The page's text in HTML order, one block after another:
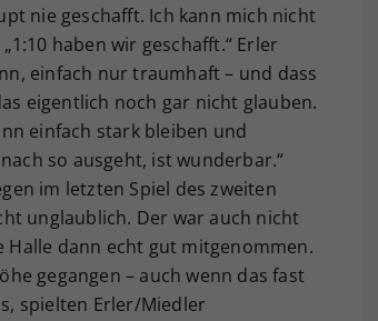
nie geschafft. Ich kann mich nicht
haben wir geschafft.“ Erler
einfach nur traumhaft – und dass
eigentlich noch gar nicht glauben.
einfach stark bleiben und
so ausgeht, ist wunderbar.“
im letzten Spiel des zweiten
unglaublich. Der war auch nicht
Halle dann echt gut mitgenommen.
gegangen – auch wenn das fast
spielten Erler/Miedler